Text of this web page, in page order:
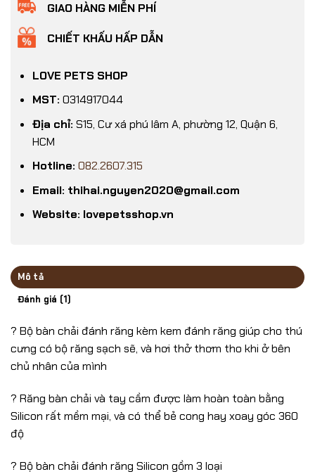
GIAO HÀNG MIỄN PHÍ
CHIẾT KHẤU HẤP DẪN
LOVE PETS SHOP
MST: 0314917044
Địa chỉ: S15, Cư xá phú lâm A, phường 12, Quận 6,
HCM
Hotline: 082.2607.315
Email: thihai.nguyen2020@gmail.com
Website: lovepetsshop.vn
Mô tả
Đánh giá (1)
? Bộ bàn chải đánh răng kèm kem đánh răng giúp cho thú
cưng có bộ răng sạch sẽ, và hơi thở thơm tho khi ở bên
chủ nhân của mình
? Răng bàn chải và tay cầm được làm hoàn toàn bằng
Silicon rất mềm mại, và có thể bẻ cong hay xoay góc 360
độ
? Bộ bàn chải đánh răng Silicon gồm 3 loại